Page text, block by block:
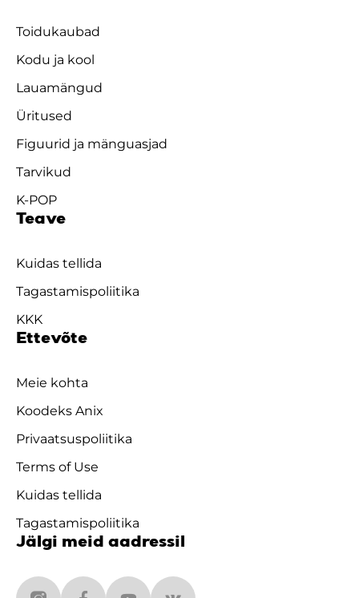
Toidukaubad
Kodu ja kool
Lauamängud
Üritused
Figuurid ja mänguasjad
Tarvikud
K-POP
Teave
Kuidas tellida
Tagastamispoliitika
KKK
Ettevõte
Meie kohta
Koodeks Anix
Privaatsuspoliitika
Terms of Use
Kuidas tellida
Tagastamispoliitika
Jälgi meid aadressil